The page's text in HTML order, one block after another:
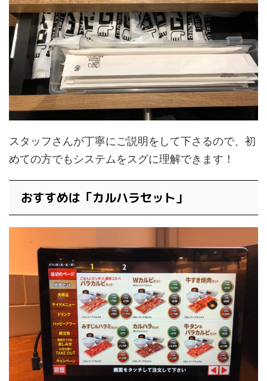
スタッフさんが丁寧にご説明をして下さるので、初
めての方でもシステムをスグに理解できます！
おすすめは「カルハラセット」